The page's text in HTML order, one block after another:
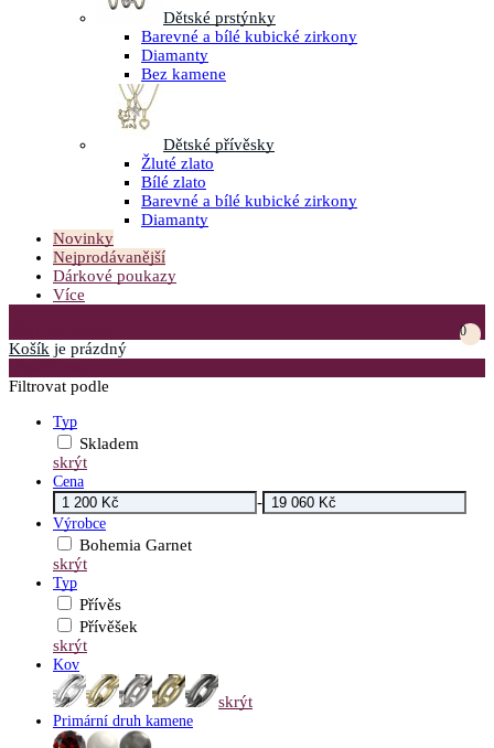
Dětské prstýnky
Barevné a bílé kubické zirkony
Diamanty
Bez kamene
Dětské přívěsky
Žluté zlato
Bílé zlato
Barevné a bílé kubické zirkony
Diamanty
Novinky
Nejprodávanější
Dárkové poukazy
Více
0
Košík je prázdný
Filtrovat podle
Typ
Skladem
skrýt
Cena
-
Výrobce
Bohemia Garnet
skrýt
Typ
Přívěs
Přívěšek
skrýt
Kov
skrýt
Primární druh kamene